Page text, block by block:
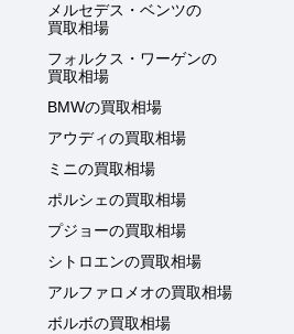
メルセデス・ベンツの
買取相場
フォルクス・ワーゲンの
買取相場
BMWの買取相場
アウディの買取相場
ミニの買取相場
ポルシェの買取相場
プジョーの買取相場
シトロエンの買取相場
アルファロメオの買取相場
ボルボの買取相場